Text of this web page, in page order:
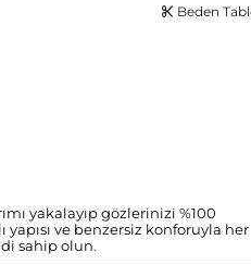
Beden
yakalayıp gözlerinizi %100
yapısı ve benzersiz konforuyla her
sahip olun.